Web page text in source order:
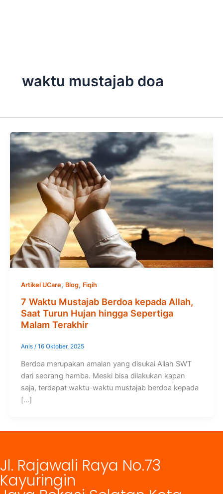
waktu mustajab doa
Artikel UCare, Blog, Fiqih
7 Waktu Mustajab Berdoa kepada Allah,
Saat Turun Hujan hingga Sepertiga
Malam Terakhir
Anis / 16 Oktober, 2025
Berdoa merupakan amalan yang disukai Allah SWT
dari seorang hamba. Meski bisa dilakukan kapan
saja, terdapat waktu-waktu mustajab berdoa kepada
[…]
Jl. Rajawali Raya No.73
Kayuringin